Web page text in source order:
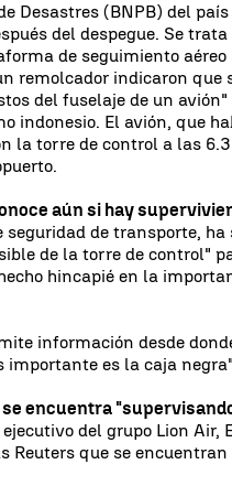
Desastres (BNPB) del país
del despegue. Se trata
de seguimiento
remolcador indicaron que
del fuselaje de un
indonesio. El avión, que
la torre de control a las
aún si hay
de transporte, ha
de la torre de control"
hincapié en la
información desde
importante es la caja
se encuentra
del grupo Lion Air,
Reuters que se